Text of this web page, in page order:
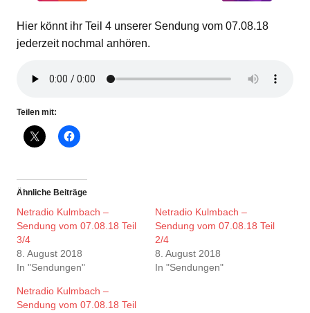
Hier könnt ihr Teil 4 unserer Sendung vom 07.08.18
jederzeit nochmal anhören.
Teilen mit:
Ähnliche Beiträge
Netradio Kulmbach –
Sendung vom 07.08.18 Teil
3/4
8. August 2018
In "Sendungen"
Netradio Kulmbach –
Sendung vom 07.08.18 Teil
2/4
8. August 2018
In "Sendungen"
Netradio Kulmbach –
Sendung vom 07.08.18 Teil